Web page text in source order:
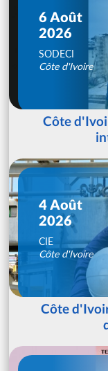
6 Août
2026
SODECI
Côte d'Ivoire
Côte
4 Août
2026
CIE
Côte d'Ivoire
Côte